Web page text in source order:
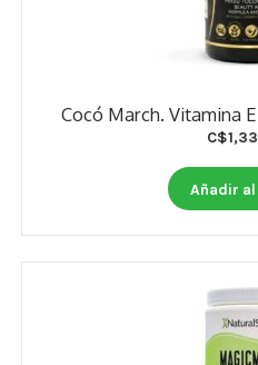
Cocó March. Vitamina
C$
Añadir